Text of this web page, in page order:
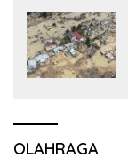
OLAHRAGA